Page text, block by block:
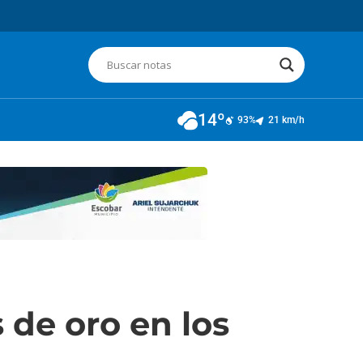
14º 93% 21 km/h
de oro en los